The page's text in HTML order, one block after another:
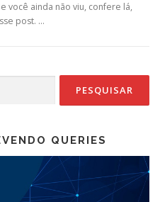
você ainda não viu, confere lá,
post. …
QUERIES